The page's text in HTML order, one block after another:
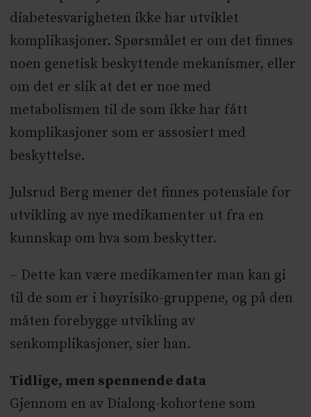
diabetesvarigheten ikke har utviklet
komplikasjoner. Spørsmålet er om det finnes
noen genetisk beskyttende mekanismer, eller
om det er slik at det er noe med
metabolismen til de som ikke har fått
komplikasjoner som er assosiert med
beskyttelse.
Julsrud Berg mener det finnes potensiale for
utvikling av nye medikamenter ut fra en
kunnskap om hva som beskytter.
– Dette kan være medikamenter man kan gi
til de som er i høyrisiko-gruppene, og på den
måten forebygge utvikling av
senkomplikasjoner, sier han.
Tidlige, men spennende data
Gjennom en av Dialong-kohortene som